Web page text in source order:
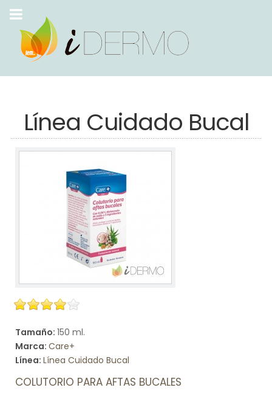
Línea Cuidado Bucal
Tamaño: 150 ml.
Marca: Care+
Línea: Línea Cuidado Bucal
COLUTORIO PARA AFTAS BUCALES